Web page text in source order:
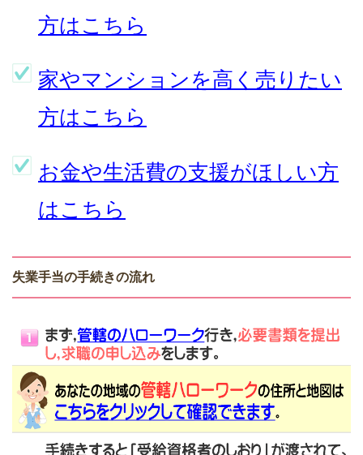
方はこちら
家やマンションを高く売りたい
方はこちら
お金や生活費の支援がほしい方
はこちら
失業手当の手続きの流れ